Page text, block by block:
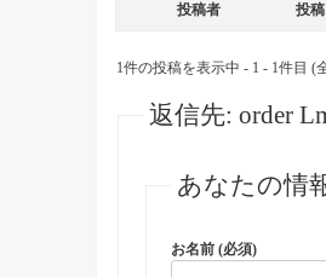
投稿者 投稿
1件の投稿を表示中 - 1 - 1件目 (
返信先: order
あなたの情
お名前 (必須)